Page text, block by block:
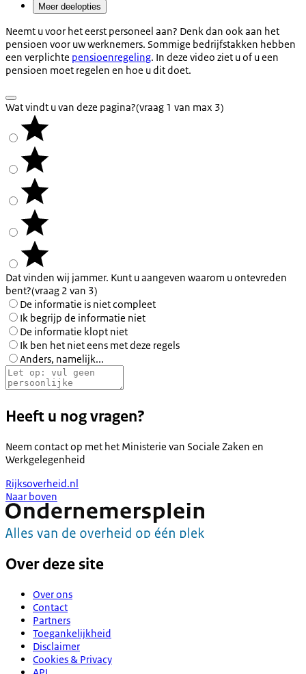
Meer deelopties
Neemt u voor het eerst personeel aan? Denk dan ook aan het
pensioen voor uw werknemers. Sommige bedrijfstakken hebben
een verplichte pensioenregeling. In deze video ziet u of u een
pensioen moet regelen en hoe u dit doet.
Wat vindt u van deze pagina?(vraag 1 van max 3)
Dat vinden wij jammer. Kunt u aangeven waarom u ontevreden
bent?(vraag 2 van 3)
De informatie is niet compleet
Ik begrijp de informatie niet
De informatie klopt niet
Ik ben het niet eens met deze regels
Anders, namelijk...
Heeft u nog vragen?
Neem contact op met het Ministerie van Sociale Zaken en
Werkgelegenheid
Rijksoverheid.nl
Naar boven
Over deze site
Over ons
Contact
Partners
Toegankelijkheid
Disclaimer
Cookies & Privacy